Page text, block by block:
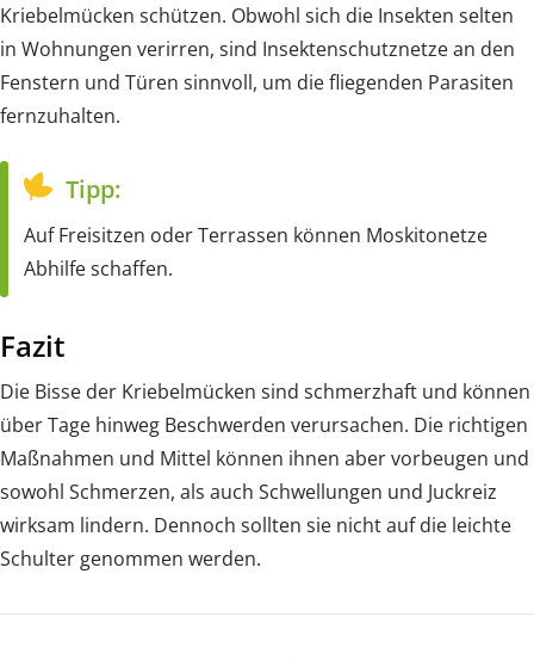
Kriebelmücken schützen. Obwohl sich die Insekten selten
in Wohnungen verirren, sind Insektenschutznetze an den
Fenstern und Türen sinnvoll, um die fliegenden Parasiten
fernzuhalten.
Tipp:
Auf Freisitzen oder Terrassen können Moskitonetze
Abhilfe schaffen.
Fazit
Die Bisse der Kriebelmücken sind schmerzhaft und können
über Tage hinweg Beschwerden verursachen. Die richtigen
Maßnahmen und Mittel können ihnen aber vorbeugen und
sowohl Schmerzen, als auch Schwellungen und Juckreiz
wirksam lindern. Dennoch sollten sie nicht auf die leichte
Schulter genommen werden.